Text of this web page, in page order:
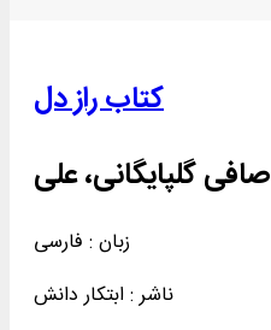
کتاب راز دل
صافی گلپایگانی، علی
زبان : فارسی
ناشر : ابتکار دانش